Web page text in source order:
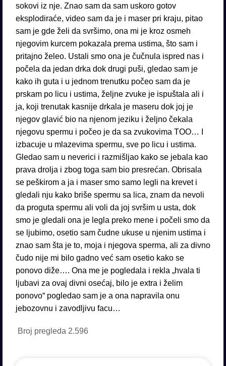
sokovi iz nje. Znao sam da sam uskoro gotov
eksplodiraće, video sam da je i maser pri kraju, pitao
sam je gde želi da svršimo, ona mi je kroz osmeh
njegovim kurcem pokazala prema ustima, što sam i
pritajno želeo. Ustali smo ona je čučnula ispred nas i
počela da jedan drka dok drugi puši, gledao sam je
kako ih guta i u jednom trenutku počeo sam da je
prskam po licu i ustima, željne zvuke je ispuštala ali i
ja, koji trenutak kasnije drkala je maseru dok joj je
njegov glavić bio na njenom jeziku i željno čekala
njegovu spermu i počeo je da sa zvukovima TOO… I
izbacuje u mlazevima spermu, sve po licu i ustima.
Gledao sam u neverici i razmišljao kako se jebala kao
prava drolja i zbog toga sam bio presrećan. Obrisala
se peškirom a ja i maser smo samo legli na krevet i
gledali nju kako briše spermu sa lica, znam da nevoli
da proguta spermu ali voli da joj svršim u usta, dok
smo je gledali ona je legla preko mene i počeli smo da
se ljubimo, osetio sam čudne ukuse u njenim ustima i
znao sam šta je to, moja i njegova sperma, ali za divno
čudo nije mi bilo gadno već sam osetio kako se
ponovo diže…. Ona me je pogledala i rekla „hvala ti
ljubavi za ovaj divni osećaj, bilo je extra i želim
ponovo“ pogledao sam je a ona napravila onu
jebozovnu i zavodljivu facu…
Broj pregleda 2.596